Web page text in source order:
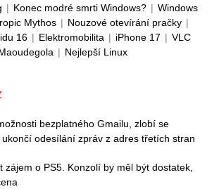
| Konec modré smrti Windows? | Windows
Mythos | Nouzové otevírání pračky |
16 | Elektromobilita | iPhone 17 | VLC
| Nejlepší Linux
bezplatného Gmailu, zlobí se
odesílání zpráv z adres třetích stran
zájem o PS5. Konzolí by měl být dostatek,